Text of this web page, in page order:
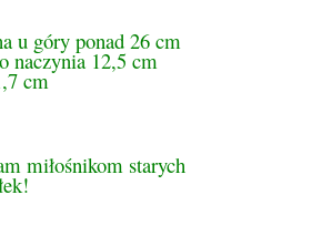
u góry ponad 26 cm
naczynia 12,5 cm
cm
miłośnikom starych